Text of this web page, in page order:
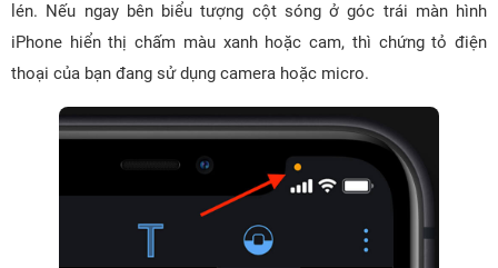
lén. Nếu ngay bên biểu tượng cột sóng ở góc trái màn hình
iPhone hiển thị chấm màu xanh hoặc cam, thì chứng tỏ điện
thoại của bạn đang sử dụng camera hoặc micro.